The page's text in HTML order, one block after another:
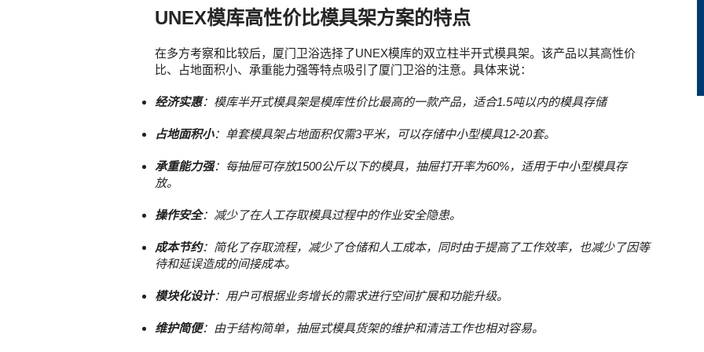
UNEX模库高性价比模具架方案的特点
在多方考察和比较后，厦门卫浴选择了UNEX模库的双立柱半开式模具架。该产品以其高性价
比、占地面积小、承重能力强等特点吸引了厦门卫浴的注意。具体来说：
经济实惠：模库半开式模具架是模库性价比最高的一款产品，适合1.5吨以内的模具存储
占地面积小：单套模具架占地面积仅需3平米，可以存储中小型模具12-20套。
承重能力强：每抽屉可存放1500公斤以下的模具，抽屉打开率为60%，适用于中小型模具存
放。
操作安全：减少了在人工存取模具过程中的作业安全隐患。
成本节约：简化了存取流程，减少了仓储和人工成本，同时由于提高了工作效率，也减少了因等
待和延误造成的间接成本。
模块化设计：用户可根据业务增长的需求进行空间扩展和功能升级。
维护简便：由于结构简单，抽屉式模具货架的维护和清洁工作也相对容易。